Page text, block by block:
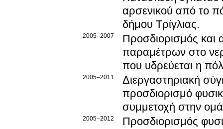
αρσενικού από το
δήμου Τρίγλιας.
2005–2007
Προσδιορισμός και
παραμέτρων στο
που υδρεύεται η
2005–2011
Διεργαστηριακή
προσδιορισμό
συμμετοχή στην
2005–2012 Προσδιορισμός